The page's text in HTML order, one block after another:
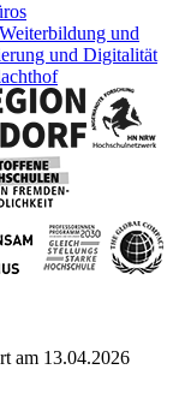
und
und Digitalität
am 13.04.2026